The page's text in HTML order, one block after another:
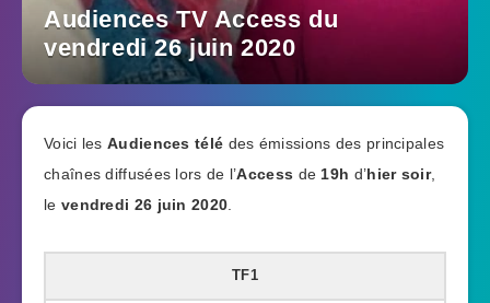
Audiences TV Access du
vendredi 26 juin 2020
Voici les Audiences télé des émissions des principales
chaînes diffusées lors de l’Access de 19h d’hier soir,
le vendredi 26 juin 2020
TF1